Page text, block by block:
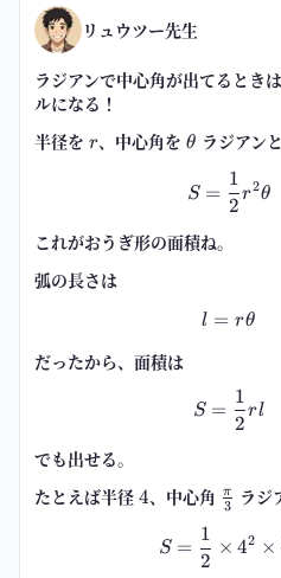
リュウツー先生
ラジアンで中心角が出てるとき
ルになる！
半径を r
r、中心角を\theta
θ ラジアン
S =
2
1
r2θ
これがおうぎ形の面積ね。
弧の長さは
l = rθ
だったから、面積は
S =
2
1
rl
でも出せる。
たとえば半径 4
4、中心角 3
π
ラジ
S =
2
1
× 42 ×